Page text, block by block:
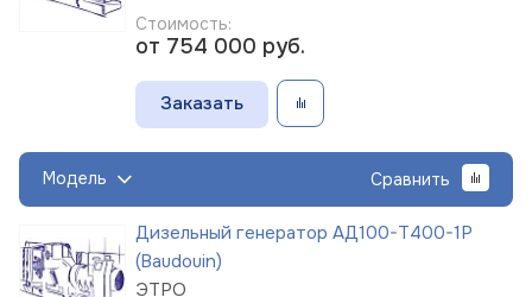
Стоимость:
от 754 000 руб.
Заказать
Модель Сравнить
Дизельный генератор АД100-Т400-1Р
(Baudouin)
ЭТРО